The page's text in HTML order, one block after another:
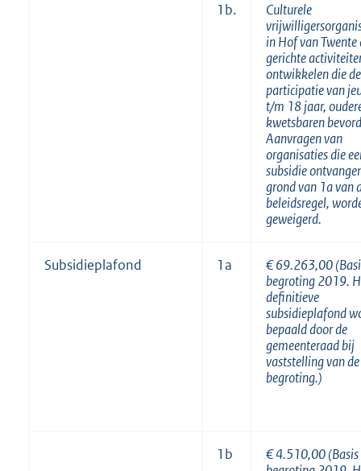
1b.
Culturele
in Hof van Twente
gerichte
ontwikkelen die de
participatie van
t/m 18 jaar,
kwetsbaren
Aanvragen van
organisaties die
subsidie
grond van 1a van
beleidsregel,
geweigerd.
Subsidieplafond 1a
€ 69.263,00
begroting 2019. H
definitieve
subsidieplafond
bepaald door de
gemeenteraad bij
vaststelling van de
begroting.)
1b
€ 4.510,00 (Basis